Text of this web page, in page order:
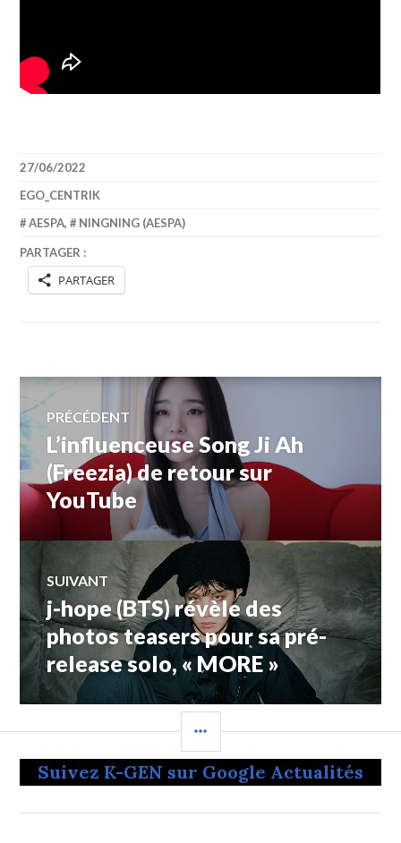
27/06/2022
EGO_CENTRIK
AESPA, NINGNING (AESPA)
PARTAGER :
PARTAGER
Navigation
de
l’article
PRÉCÉDENT
Article
précédent :
L’influenceuse Song Ji Ah
(Freezia) de retour sur
YouTube
SUIVANT
Article
Suivant:
j-hope (BTS) révèle des
photos teasers pour sa pré-
release solo, « MORE »
LATÉRALE
Suivez K-GEN sur Google Actualités